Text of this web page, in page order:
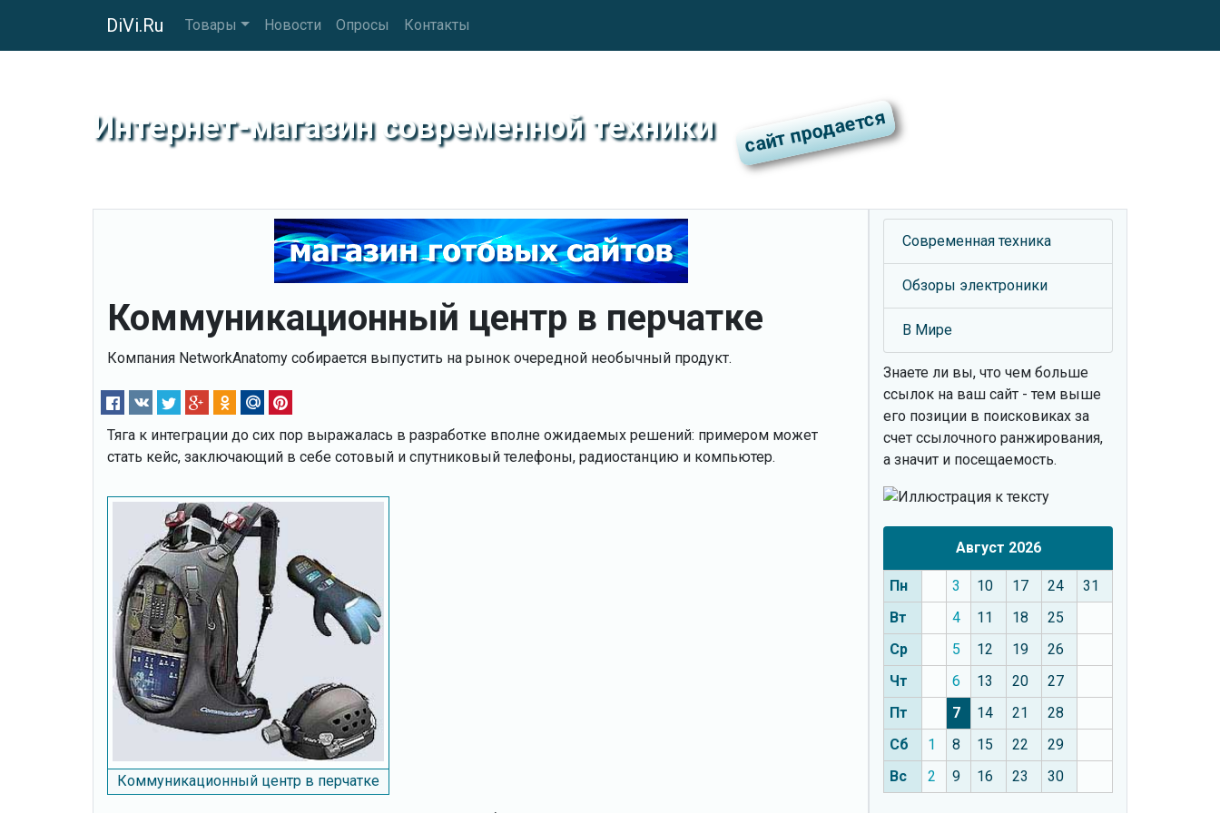
DiVi.Ru Товары Новости Опросы Контакты
Интернет-магазин современной техники
Коммуникационный центр в перчатке
Компания NetworkAnatomy собирается выпустить на рынок очередной необычный продукт.
Тяга к интеграции до сих пор выражалась в разработке вполне ожидаемых решений: примером может
стать кейс, заключающий в себе сотовый и спутниковый телефоны, радиостанцию и компьютер.
Коммуникационный центр в перчатке
Современная техника
Обзоры электроники
В Мире
Знаете ли вы, что чем больше
ссылок на ваш сайт - тем выше
его позиции в поисковиках за
счет ссылочного ранжирования,
а значит и посещаемость.
Август 2026
Пн 3 10 17 24
31
Вт
4 11 18
25
Ср
5 12 19
26
Чт
6 13 20
27
Пт
7 14 21
28
Сб
1 8 15 22
29
Вс
2 9 16 23 30